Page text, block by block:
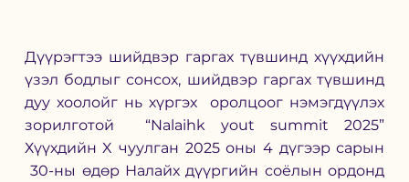
Дүүрэгтээ шийдвэр гаргах түвшинд хүүхдийн
үзэл бодлыг сонсох, шийдвэр гаргах түвшинд
дуу хоолойг нь хүргэх  оролцоог нэмэгдүүлэх
зорилготой  “Nalaihk yout summit 2025”
Хүүхдийн X чуулган 2025 оны 4 дүгээр сарын
30-ны өдөр Налайх дүүргийн соёлын ордонд